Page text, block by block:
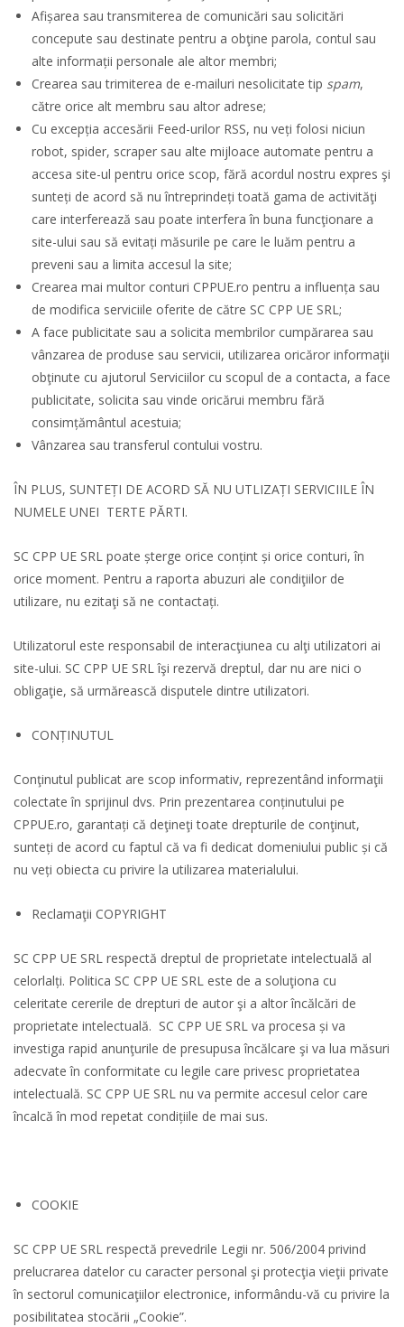
Afișarea sau transmiterea de comunicări sau solicitări
concepute sau destinate pentru a obţine parola, contul sau
alte informații personale ale altor membri;
Crearea sau trimiterea de e-mailuri nesolicitate tip spam,
către orice alt membru sau altor adrese;
Cu excepția accesării Feed-urilor RSS, nu veți folosi niciun
robot, spider, scraper sau alte mijloace automate pentru a
accesa site-ul pentru orice scop, fără acordul nostru expres şi
sunteți de acord să nu întreprindeți toată gama de activităţi
care interferează sau poate interfera în buna funcţionare a
site-ului sau să evitați măsurile pe care le luăm pentru a
preveni sau a limita accesul la site;
Crearea mai multor conturi CPPUE.ro pentru a influența sau
de modifica serviciile oferite de către SC CPP UE SRL;
A face publicitate sau a solicita membrilor cumpărarea sau
vânzarea de produse sau servicii, utilizarea oricăror informaţii
obţinute cu ajutorul Serviciilor cu scopul de a contacta, a face
publicitate, solicita sau vinde oricărui membru fără
consimțământul acestuia;
Vânzarea sau transferul contului vostru.
ÎN PLUS, SUNTEȚI DE ACORD SĂ NU UTLIZAȚI SERVICIILE ÎN
NUMELE UNEI TERTE PĂRTI.
SC CPP UE SRL poate șterge orice conțint și orice conturi, în
orice moment. Pentru a raporta abuzuri ale condiţiilor de
utilizare, nu ezitaţi să ne contactați.
Utilizatorul este responsabil de interacţiunea cu alţi utilizatori ai
site-ului. SC CPP UE SRL îşi rezervă dreptul, dar nu are nici o
obligaţie, să urmărească disputele dintre utilizatori.
CONȚINUTUL
Conţinutul publicat are scop informativ, reprezentând informaţii
colectate în sprijinul dvs. Prin prezentarea conținutului pe
CPPUE.ro, garantați că deţineţi toate drepturile de conţinut,
sunteți de acord cu faptul că va fi dedicat domeniului public și că
nu veți obiecta cu privire la utilizarea materialului.
Reclamaţii COPYRIGHT
SC CPP UE SRL respectă dreptul de proprietate intelectuală al
celorlalți. Politica SC CPP UE SRL este de a soluţiona cu
celeritate cererile de drepturi de autor şi a altor încălcări de
proprietate intelectuală. SC CPP UE SRL va procesa și va
investiga rapid anunţurile de presupusa încălcare şi va lua măsuri
adecvate în conformitate cu legile care privesc proprietatea
intelectuală. SC CPP UE SRL nu va permite accesul celor care
încalcă în mod repetat condițiile de mai sus.
COOKIE
SC CPP UE SRL respectă prevedrile Legii nr. 506/2004 privind
prelucrarea datelor cu caracter personal şi protecţia vieţii private
în sectorul comunicaţiilor electronice, informându-vă cu privire la
posibilitatea stocării „Cookie”.